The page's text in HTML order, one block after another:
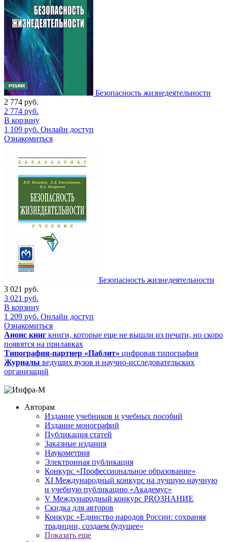
Безопасность жизнедеятельности
2 774 руб.
2 774 руб.
В корзину
1 109 руб. Онлайн доступ
Ознакомиться
Безопасность жизнедеятельности
3 021 руб.
3 021 руб.
В корзину
1 209 руб. Онлайн доступ
Ознакомиться
Анонс книг книги, которые еще не вышли из печати, но скоро
появятся на прилавках
Типография-партнер «Паблит» цифровая типография
Журналы ведущих вузов и научно-исследовательских
организаций
Авторам
Издание учебников и учебных пособий
Издание монографий
Публикация статей
Заказные издания
Наукометрия
Электронная публикация
Конкурс «Профессиональное образование»
XI Международный конкурс на лучшую научную
и учебную публикацию «Академус»
V Международный конкурс PROЗНАНИЕ
Скидка для авторов
Конкурс «Единство народов России: сохраняя
традиции, создаем будущее»
Показать еще